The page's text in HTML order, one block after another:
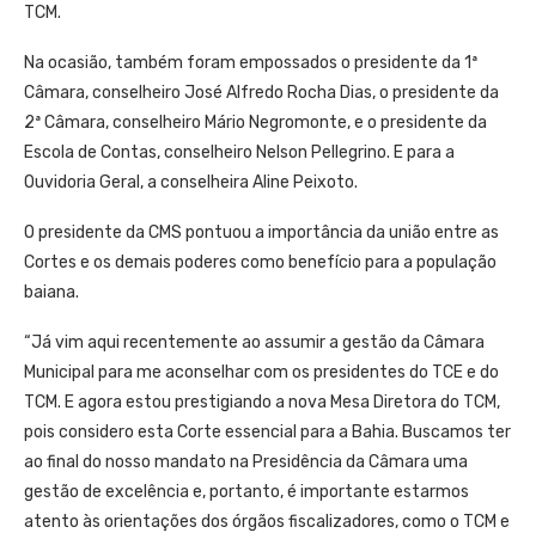
TCM.
Na ocasião, também foram empossados o presidente da 1ª
Câmara, conselheiro José Alfredo Rocha Dias, o presidente da
2ª Câmara, conselheiro Mário Negromonte, e o presidente da
Escola de Contas, conselheiro Nelson Pellegrino. E para a
Ouvidoria Geral, a conselheira Aline Peixoto.
O presidente da CMS pontuou a importância da união entre as
Cortes e os demais poderes como benefício para a população
baiana.
“Já vim aqui recentemente ao assumir a gestão da Câmara
Municipal para me aconselhar com os presidentes do TCE e do
TCM. E agora estou prestigiando a nova Mesa Diretora do TCM,
pois considero esta Corte essencial para a Bahia. Buscamos ter
ao final do nosso mandato na Presidência da Câmara uma
gestão de excelência e, portanto, é importante estarmos
atento às orientações dos órgãos fiscalizadores, como o TCM e